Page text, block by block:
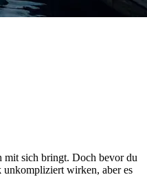
mit sich bringt. Doch bevor du
unkompliziert wirken, aber es